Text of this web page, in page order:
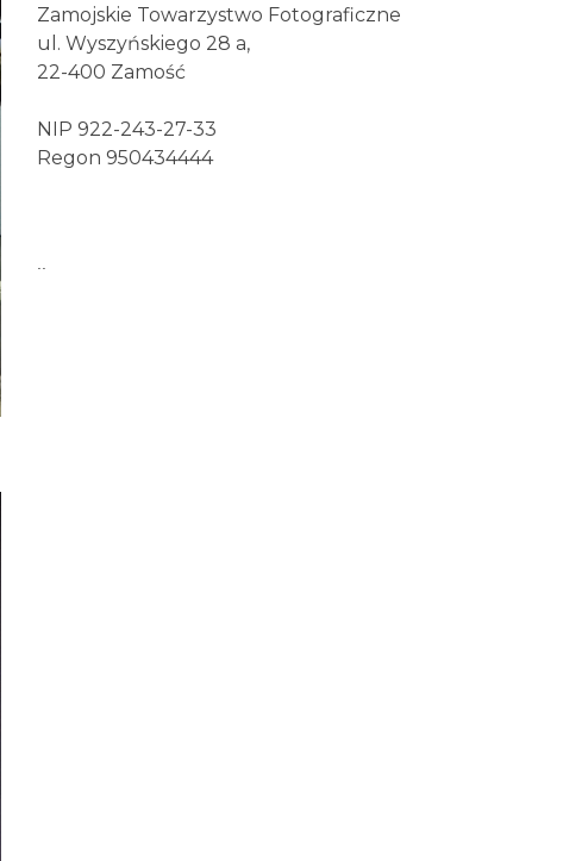
Zamojskie Towarzystwo Fotograficzne
ul. Wyszyńskiego 28 a,
22-400 Zamość
NIP 922-243-27-33
Regon 950434444